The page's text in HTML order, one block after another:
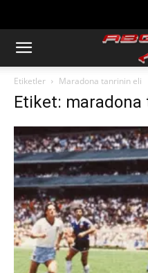
Etiketler Maradona tanrinin eli
Etiket: